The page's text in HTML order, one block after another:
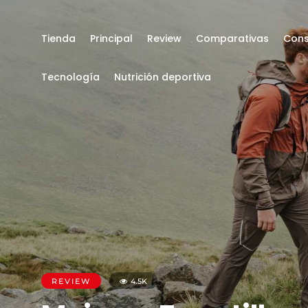
Tienda Principal Review Comparativas
Tecnología Nutrición deportiva
REVIEW 4.5K